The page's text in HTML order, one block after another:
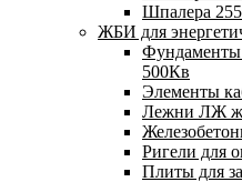
Шпалера
ЖБИ для
Фундаменты
500Кв
Элементы
Лежни ЛЖ
Ригели для
Плиты для